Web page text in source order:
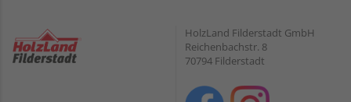
HolzLand Filderstadt GmbH
Reichenbachstr. 8
70794 Filderstadt